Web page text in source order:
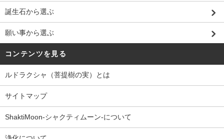
誕生石から選ぶ
願い事から選ぶ
コンテンツを見る
ルドラクシャ（菩提樹の実）とは
サイトマップ
ShaktiMoon-シャクティムーン-について